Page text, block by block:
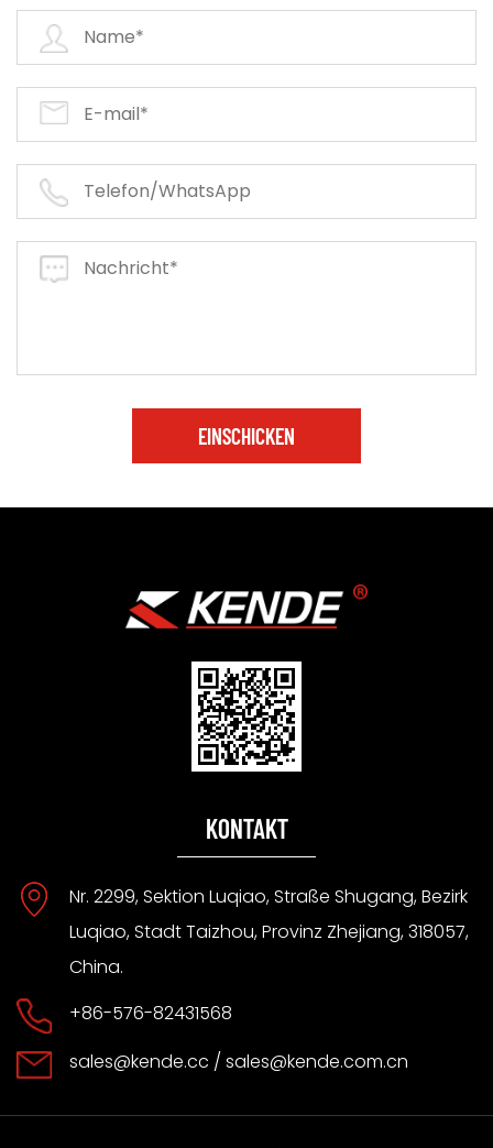
EINSCHICKEN
KONTAKT
Nr. 2299, Sektion Luqiao, Straße Shugang, Bezirk
Luqiao, Stadt Taizhou, Provinz Zhejiang, 318057,
China.
+86-576-82431568
sales@kende.cc /sales@kende.com.cn